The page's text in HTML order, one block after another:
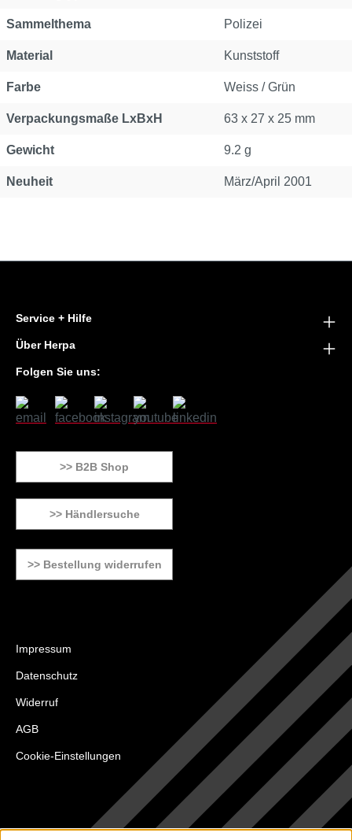
Sammelthema Polizei
Material Kunststoff
Farbe Weiss / Grün
Verpackungsmaße LxBxH 63 x 27 x 25 mm
Gewicht 9.2 g
Neuheit März/April 2001
Service + Hilfe
Über Herpa
Folgen Sie uns:
>> B2B Shop
>> Händlersuche
>> Bestellung widerrufen
Impressum
Datenschutz
Widerruf
AGB
Cookie-Einstellungen